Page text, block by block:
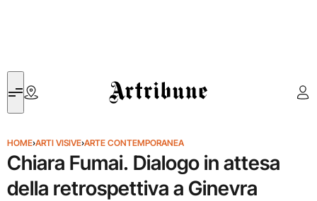
Artribune
HOME›ARTI VISIVE›ARTE CONTEMPORANEA
Chiara Fumai. Dialogo in attesa
della retrospettiva a Ginevra